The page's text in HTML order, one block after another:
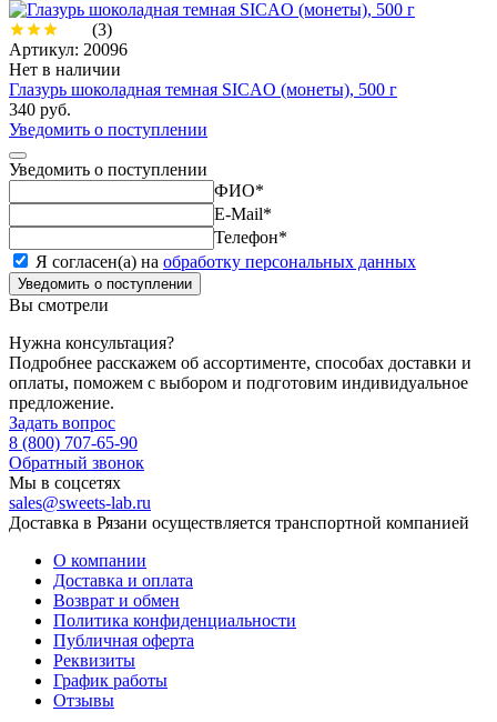
(3)
Артикул: 20096
Нет в наличии
Глазурь шоколадная темная SICAO (монеты), 500 г
340 руб.
Уведомить о поступлении
Уведомить о поступлении
ФИО*
E-Mail*
Телефон*
Я согласен(а) на обработку персональных данных
Уведомить о поступлении
Вы смотрели
Нужна консультация?
Подробнее расскажем об ассортименте, способах доставки и
оплаты, поможем с выбором и подготовим индивидуальное
предложение.
Задать вопрос
8 (800) 707-65-90
Обратный звонок
Мы в соцсетях
sales@sweets-lab.ru
Доставка в Рязани осуществляется транспортной компанией
О компании
Доставка и оплата
Возврат и обмен
Политика конфиденциальности
Публичная оферта
Реквизиты
График работы
Отзывы